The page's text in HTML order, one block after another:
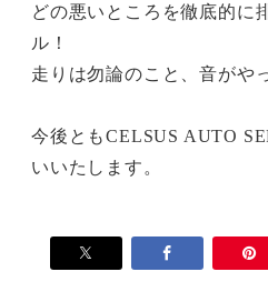
どの悪いところを徹底的に
ル！
走りは勿論のこと、音がや
今後ともCELSUS AUTO
いいたします。